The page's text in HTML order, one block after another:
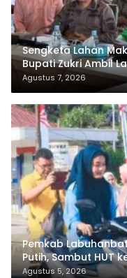
Sengketa Lahan
Bupati Zukri Ambil
Agustus 7, 2026
Pemkab
Putih, Sambut HUT
Agustus 5, 2026